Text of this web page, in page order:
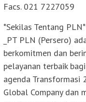
Facs. 021 7227059
*Sekilas Tentang PLN*
_PT PLN (Persero)
berkomitmen dan
pelayanan terbaik
agenda Transformasi
Global Company dan